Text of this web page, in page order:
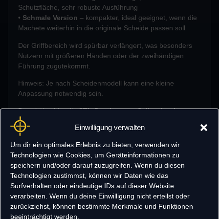
Einwilligung verwalten
Um dir ein optimales Erlebnis zu bieten, verwenden wir
Technologien wie Cookies, um Geräteinformationen zu
speichern und/oder darauf zuzugreifen. Wenn du diesen
Technologien zustimmst, können wir Daten wie das
Surfverhalten oder eindeutige IDs auf dieser Website
verarbeiten. Wenn du deine Einwilligung nicht erteilst oder
zurückziehst, können bestimmte Merkmale und Funktionen
beeinträchtigt werden.
Schutzfläche, sehr robuste Ausführung
• Schmale Version – kompakter, ideal geeignet, wenn die
Machete weiterhin in die originale Scheide passen soll
Der Griffbereich wird spürbar verlängert, was besonders
Nutzern mit größeren Händen oder der zweihändigen
Führung zugutekommt.
Hinweis: Je nach Scheidenmodell kann eine kleine
Anpassung notwendig sein.
Du erhältst hier dieSTL-Dateien zum Selbstdruck.
(Das fertige Produkt biete ich separat als physische
Version an.)
Download-Inhalt
• STL „Handschutz breit“
• STL „Handschutz schmal“
Empfohlene 3D-Druckeinstellungen
•Material:PETG, ABS oder PLA+